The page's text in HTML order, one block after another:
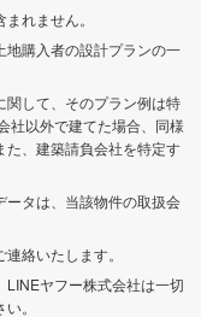
れません。
地購入者の設計プランの一
関して、そのプラン例は特
社以外で建てた場合、同様
た、建築請負会社を特定す
ータは、当該物件の取扱会
絡いたします。
ヤフー株式会社は一切
。